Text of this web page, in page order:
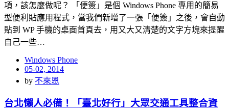
項，該怎麼做呢？ 「便簽」是個 Windows Phone 專用的簡易
型便利貼應用程式，當我們新增了一張「便簽」之後，會自動
貼到 WP 手機的桌面首頁去，用又大又清楚的文字方塊來提醒
自己一些…
Windows Phone
Posted
on
05-02, 2014
by 不來恩
台北懶人必備！「臺北好行」大眾交通工具整合資